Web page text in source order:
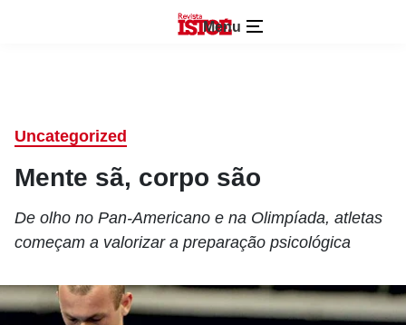
Menu
Uncategorized
Mente sã, corpo são
De olho no Pan-Americano e na Olimpíada, atletas
começam a valorizar a preparação psicológica